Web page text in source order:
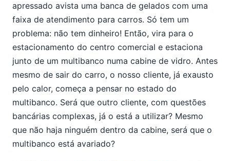
apressado avista uma banca de gelados com uma
faixa de atendimento para carros. Só tem um
problema: não tem dinheiro! Então, vira para o
estacionamento do centro comercial e estaciona
junto de um multibanco numa cabine de vidro. Antes
mesmo de sair do carro, o nosso cliente, já exausto
pelo calor, começa a pensar no estado do
multibanco. Será que outro cliente, com questões
bancárias complexas, já o está a utilizar? Mesmo
que não haja ninguém dentro da cabine, será que o
multibanco está avariado?